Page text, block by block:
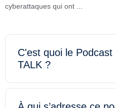
cyberattaques qui ont ...
C'est quoi le
TALK ?